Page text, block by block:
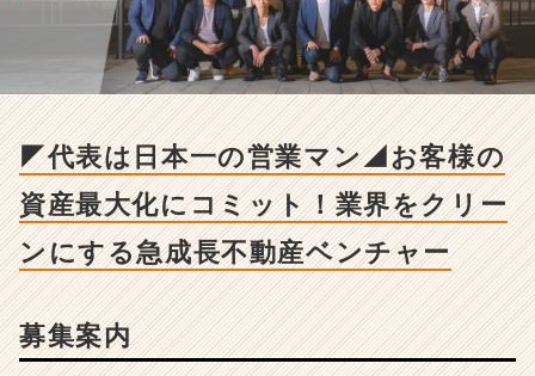
人
-
◤
代
日
一
の
営
◢
◤代表は日本一の営業マン◢お客様の
資産最大化にコミット！業界をクリー
ンにする急成長不動産ベンチャー
募集案内